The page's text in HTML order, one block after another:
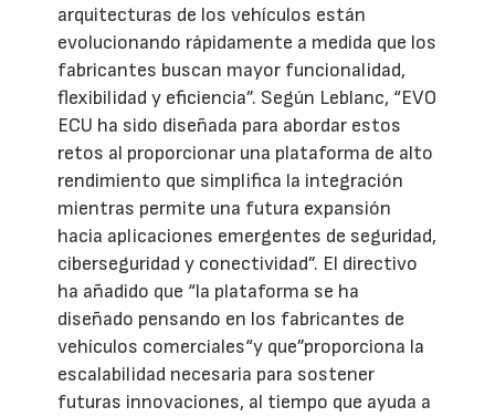
arquitecturas de los vehículos están
evolucionando rápidamente a medida que los
fabricantes buscan mayor funcionalidad,
flexibilidad y eficiencia”. Según Leblanc, “EVO
ECU ha sido diseñada para abordar estos
retos al proporcionar una plataforma de alto
rendimiento que simplifica la integración
mientras permite una futura expansión
hacia aplicaciones emergentes de seguridad,
ciberseguridad y conectividad”. El directivo
ha añadido que “la plataforma se ha
diseñado pensando en los fabricantes de
vehículos comerciales“y que”proporciona la
escalabilidad necesaria para sostener
futuras innovaciones, al tiempo que ayuda a